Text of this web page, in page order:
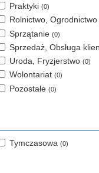
Praktyki (0)
Rolnictwo, Ogrodnictwo
Sprzątanie (0)
Sprzedaż, Obsługa
Uroda, Fryzjerstwo (0)
Wolontariat (0)
Pozostałe (0)
Tymczasowa (0)